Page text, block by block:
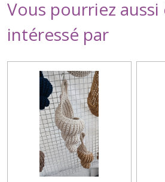
Vous pourriez aussi
intéressé par